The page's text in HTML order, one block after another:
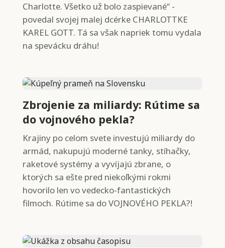
Charlotte. Všetko už bolo zaspievané“ -
povedal svojej malej dcérke CHARLOTTKE
KAREL GOTT. Tá sa však napriek tomu vydala
na spevácku dráhu!
Zbrojenie za miliardy: Rútime sa
do vojnového pekla?
Krajiny po celom svete investujú miliardy do
armád, nakupujú moderné tanky, stíhačky,
raketové systémy a vyvíjajú zbrane, o
ktorých sa ešte pred niekoľkými rokmi
hovorilo len vo vedecko-fantastických
filmoch. Rútime sa do VOJNOVÉHO PEKLA?!